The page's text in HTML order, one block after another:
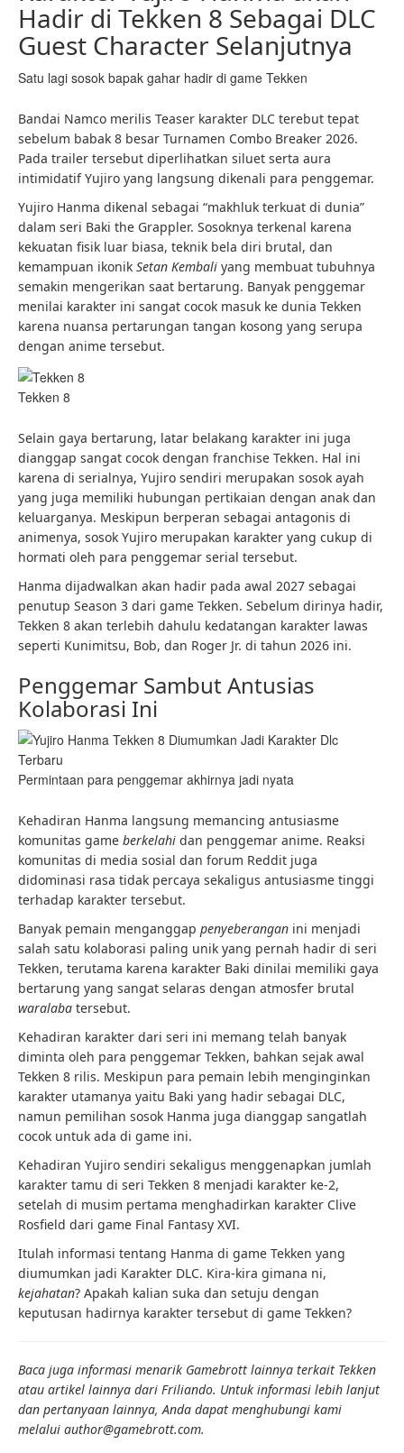
Hadir di Tekken 8 Sebagai DLC
Guest Character Selanjutnya
Satu lagi sosok bapak gahar hadir di game Tekken
Bandai Namco merilis Teaser karakter DLC terebut tepat
sebelum babak 8 besar Turnamen Combo Breaker 2026.
Pada trailer tersebut diperlihatkan siluet serta aura
intimidatif Yujiro yang langsung dikenali para penggemar.
Yujiro Hanma dikenal sebagai “makhluk terkuat di dunia”
dalam seri Baki the Grappler. Sosoknya terkenal karena
kekuatan fisik luar biasa, teknik bela diri brutal, dan
kemampuan ikonik Setan Kembali yang membuat tubuhnya
semakin mengerikan saat bertarung. Banyak penggemar
menilai karakter ini sangat cocok masuk ke dunia Tekken
karena nuansa pertarungan tangan kosong yang serupa
dengan anime tersebut.
Tekken 8
Selain gaya bertarung, latar belakang karakter ini juga
dianggap sangat cocok dengan franchise Tekken. Hal ini
karena di serialnya, Yujiro sendiri merupakan sosok ayah
yang juga memiliki hubungan pertikaian dengan anak dan
keluarganya. Meskipun berperan sebagai antagonis di
animenya, sosok Yujiro merupakan karakter yang cukup di
hormati oleh para penggemar serial tersebut.
Hanma dijadwalkan akan hadir pada awal 2027 sebagai
penutup Season 3 dari game Tekken. Sebelum dirinya hadir,
Tekken 8 akan terlebih dahulu kedatangan karakter lawas
seperti Kunimitsu, Bob, dan Roger Jr. di tahun 2026 ini.
Penggemar Sambut Antusias
Kolaborasi Ini
Permintaan para penggemar akhirnya jadi nyata
Kehadiran Hanma langsung memancing antusiasme
komunitas game berkelahi dan penggemar anime. Reaksi
komunitas di media sosial dan forum Reddit juga
didominasi rasa tidak percaya sekaligus antusiasme tinggi
terhadap karakter tersebut.
Banyak pemain menganggap penyeberangan ini menjadi
salah satu kolaborasi paling unik yang pernah hadir di seri
Tekken, terutama karena karakter Baki dinilai memiliki gaya
bertarung yang sangat selaras dengan atmosfer brutal
waralaba tersebut.
Kehadiran karakter dari seri ini memang telah banyak
diminta oleh para penggemar Tekken, bahkan sejak awal
Tekken 8 rilis. Meskipun para pemain lebih menginginkan
karakter utamanya yaitu Baki yang hadir sebagai DLC,
namun pemilihan sosok Hanma juga dianggap sangatlah
cocok untuk ada di game ini.
Kehadiran Yujiro sendiri sekaligus menggenapkan jumlah
karakter tamu di seri Tekken 8 menjadi karakter ke-2,
setelah di musim pertama menghadirkan karakter Clive
Rosfield dari game Final Fantasy XVI.
Itulah informasi tentang Hanma di game Tekken yang
diumumkan jadi Karakter DLC. Kira-kira gimana ni,
kejahatan? Apakah kalian suka dan setuju dengan
keputusan hadirnya karakter tersebut di game Tekken?
Baca juga informasi menarik Gamebrott lainnya terkait Tekken
atau artikel lainnya dari Friliando. Untuk informasi lebih lanjut
dan pertanyaan lainnya, Anda dapat menghubungi kami
melalui author@gamebrott.com.